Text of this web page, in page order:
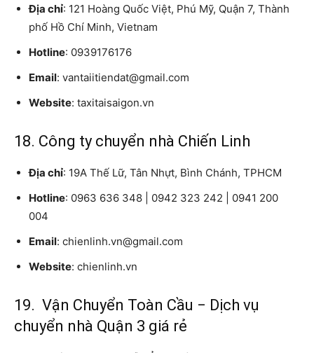
Địa chỉ: 121 Hoàng Quốc Việt, Phú Mỹ, Quận 7, Thành
phố Hồ Chí Minh, Vietnam
Hotline: 0939176176
Email: vantaiitiendat@gmail.com
Website: taxitaisaigon.vn
18. Công ty chuyển nhà Chiến Linh
Địa chỉ: 19A Thế Lữ, Tân Nhựt, Bình Chánh, TPHCM
Hotline: 0963 636 348 | 0942 323 242 | 0941 200
004
Email: chienlinh.vn@gmail.com
Website: chienlinh.vn
19. Vận Chuyển Toàn Cầu − Dịch vụ
chuyển nhà Quận 3 giá rẻ